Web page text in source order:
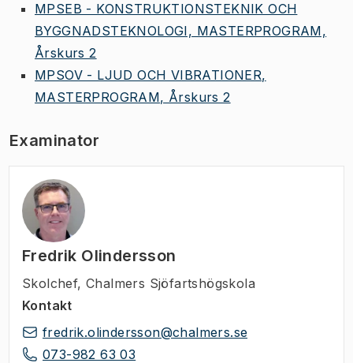
MPSEB - KONSTRUKTIONSTEKNIK OCH
BYGGNADSTEKNOLOGI, MASTERPROGRAM,
Årskurs 2
MPSOV - LJUD OCH VIBRATIONER,
MASTERPROGRAM, Årskurs 2
Examinator
Fredrik Olindersson
Skolchef, Chalmers Sjöfartshögskola
Kontakt
fredrik.olindersson@chalmers.se
073-982 63 03